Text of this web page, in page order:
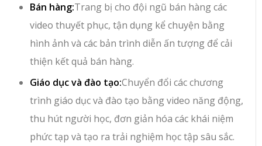
Bán hàng:Trang bị cho đội ngũ bán hàng các
video thuyết phục, tận dụng kể chuyện bằng
hình ảnh và các bản trình diễn ấn tượng để cải
thiện kết quả bán hàng.
Giáo dục và đào tạo:Chuyển đổi các chương
trình giáo dục và đào tạo bằng video năng động,
thu hút người học, đơn giản hóa các khái niệm
phức tạp và tạo ra trải nghiệm học tập sâu sắc.